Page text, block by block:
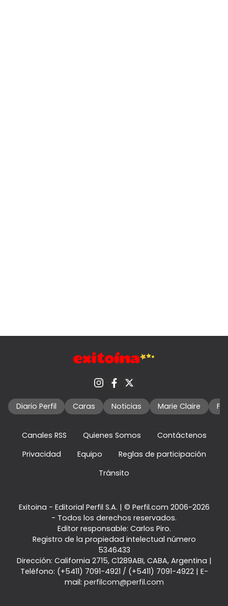
Diario Perfil Caras Noticias Marie Claire
Canales RSS Quienes Somos
Contáctenos
Privacidad
Equipo
Reglas de participación
Tránsito
Exitoina - Editorial Perfil S.A. | © Perfil.com 2006-2026
- Todos los derechos reservados.
Editor responsable: Carlos Piro.
Registro de la propiedad intelectual número
5346433
Dirección: California 2715, C1289ABI, CABA, Argentina |
Teléfono: (+5411) 7091-4921 / (+5411) 7091-4922| E-
mail: perfilcom@perfil.com